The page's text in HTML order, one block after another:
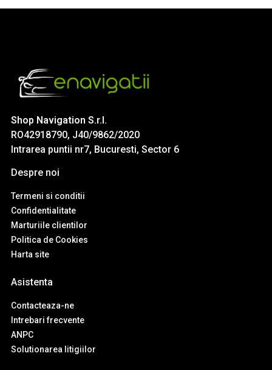
Shop Navigation S.r.l.
RO42918790, J40/9862/2020
Intrarea puntii nr7, Bucuresti, Sector 6
Despre noi
Termeni si conditii
Confidentialitate
Marturiile clientilor
Politica de Cookies
Harta site
Asistenta
Contacteaza-ne
Intrebari frecvente
ANPC
Solutionarea litigiilor